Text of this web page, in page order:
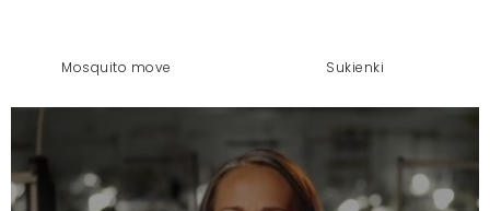
mosquito move sukienki